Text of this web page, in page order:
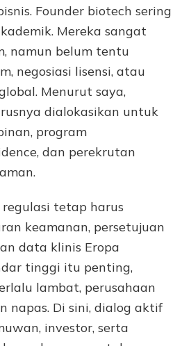
Founder biotech sering
Mereka sangat
namun belum tentu
negosiasi lisensi, atau
Menurut saya,
dialokasikan untuk
program
dan perekrutan
tetap harus
keamanan, persetujuan
data klinis Eropa
tinggi itu penting,
lambat, perusahaan
napas. Di sini, dialog aktif
investor, serta